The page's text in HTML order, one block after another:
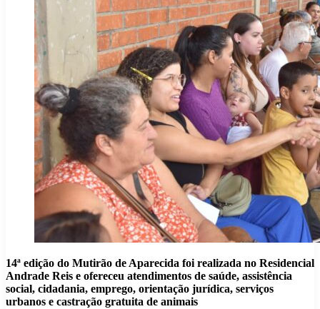
14ª edição do Mutirão de Aparecida foi realizada no Residencial
Andrade Reis e ofereceu atendimentos de saúde, assistência
social, cidadania, emprego, orientação jurídica, serviços
urbanos e castração gratuita de animais